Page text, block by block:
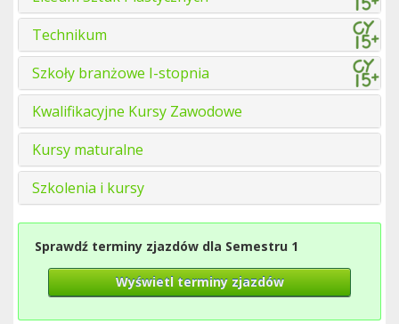
Technikum
Szkoły branżowe I-stopnia
Kwalifikacyjne Kursy Zawodowe
Kursy maturalne
Szkolenia i kursy
Sprawdź terminy zjazdów dla Semestru 1
Wyświetl terminy zjazdów